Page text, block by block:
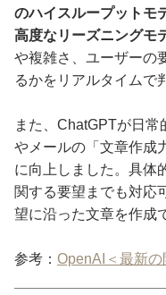
のハイスループットモ
高度なリーズニングモ
や複雑さ、ユーザーの
るかをリアルタイムで
また、ChatGPTが日常
やメールの「文章作成
に向上しました。具体
関する要望までも対応
望に沿った文章を作成
参考： OpenAI＜最新